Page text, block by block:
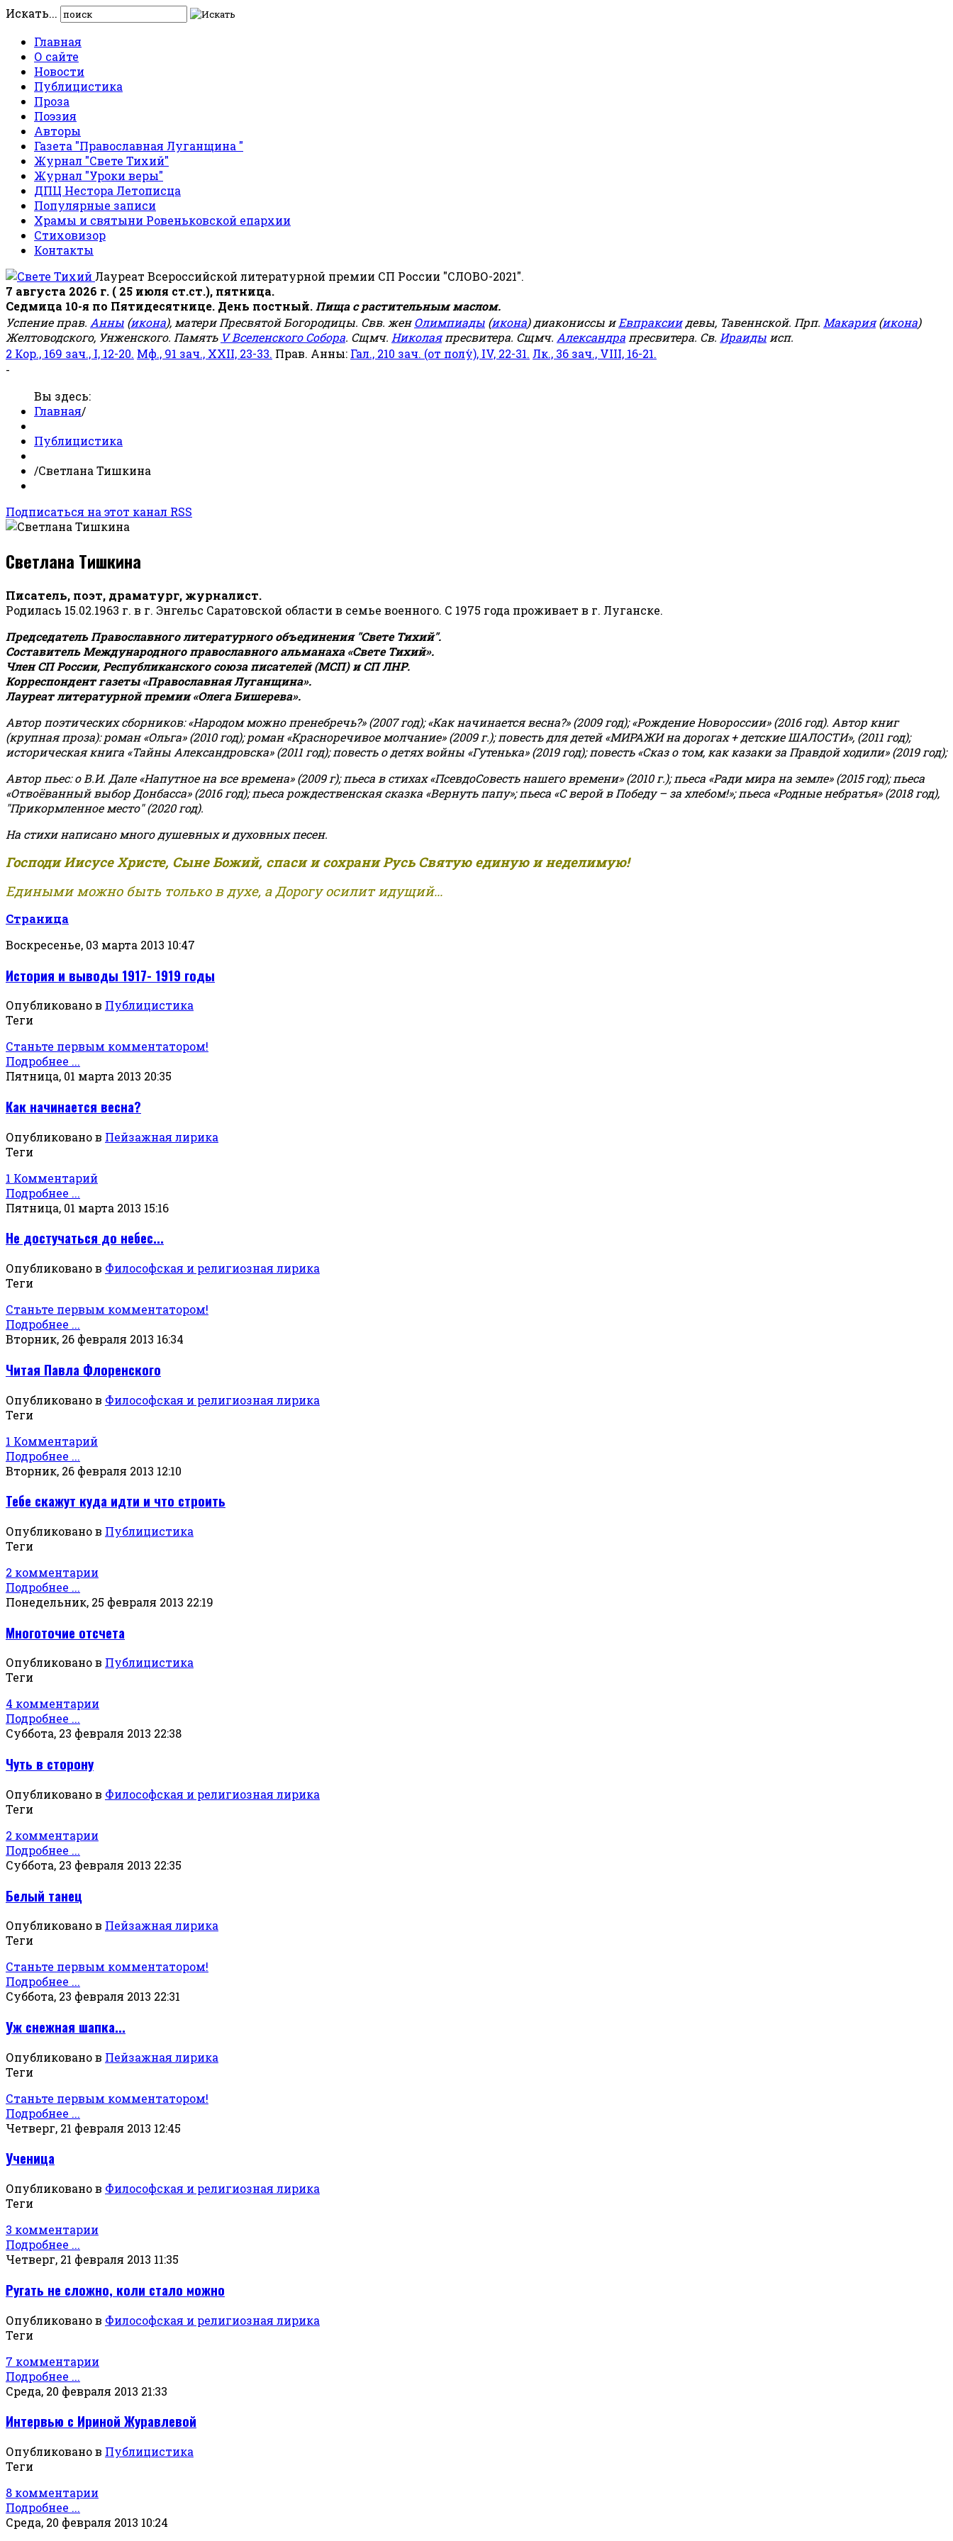
Искать...
Главная
О сайте
Новости
Публицистика
Проза
Поэзия
Авторы
Газета "Православная Луганщина "
Журнал "Свете Тихий"
Журнал "Уроки веры"
ДПЦ Нестора Летописца
Популярные записи
Храмы и святыни Ровеньковской епархии
Стиховизор
Контакты
Лауреат Всероссийской литературной премии СП России "СЛОВО-2021".
7 августа 2026 г. ( 25 июля ст.ст.), пятница.
Седмица 10-я по Пятидесятнице. День постный. Пища с растительным маслом.
Успение прав. Анны (икона), матери Пресвятой Богородицы. Свв. женОлимпиады (икона) диакониссы иЕвпраксиидевы, Тавеннской. Прп. Макария(икона)
Желтоводского, Унженского. Память V Вселенского Собора. Сщмч. Николаяпресвитера. Сщмч. Александра пресвитера. Св. Ираиды исп.
2 Кор., 169 зач., I, 12-20. Мф., 91 зач., XXII, 23-33. Прав. Анны: Гал., 210 зач. (от полу́), IV, 22-31. Лк., 36 зач., VIII, 16-21.
-
Вы здесь:
Главная/
Публицистика
/Светлана Тишкина
Подписаться на этот канал RSS
Светлана Тишкина
Писатель, поэт, драматург, журналист.
Родилась 15.02.1963 г. в г. Энгельс Саратовской области в семье военного. С 1975 года проживает в г. Луганске.
Председатель Православного литературного объединения "Свете Тихий".
Составитель Международного православного альманаха «Свете Тихий».
Член СП России, Республиканского союза писателей (МСП) и СП ЛНР.
Корреспондент газеты «Православная Луганщина».
Лауреат литературной премии «Олега Бишерева».
Автор поэтических сборников: «Народом можно пренебречь?» (2007 год); «Как начинается весна?» (2009 год); «Рождение Новороссии» (2016 год). Автор книг
(крупная проза): роман «Ольга» (2010 год); роман «Красноречивое молчание» (2009 г.); повесть для детей «МИРАЖИ на дорогах + детские ШАЛОСТИ», (2011 год);
историческая книга «Тайны Александровска» (2011 год); повесть о детях войны «Гутенька» (2019 год); повесть «Сказ о том, как казаки за Правдой ходили» (2019 год);
Автор пьес: о В.И. Дале «Напутное на все времена» (2009 г); пьеса в стихах «ПсевдоСовесть нашего времени» (2010 г.); пьеса «Ради мира на земле» (2015 год); пьеса
«Отвоёванный выбор Донбасса» (2016 год); пьеса рождественская сказка «Вернуть папу»; пьеса «С верой в Победу – за хлебом!»;пьеса «Родные небратья» (2018 год),
"Прикормленное место" (2020 год).
На стихи написано много душевных и духовных песен.
Господи Иисусе Христе, Сыне Божий, спаси и сохрани Русь Святую единую и неделимую!
Едиными можно быть только в духе, а Дорогу осилит идущий...
Страница
Воскресенье, 03 марта 2013 10:47
История и выводы 1917- 1919 годы
Опубликовано в Публицистика
Теги
Станьте первым комментатором!
Подробнее ...
Пятница, 01 марта 2013 20:35
Как начинается весна?
Опубликовано в Пейзажная лирика
Теги
1 Комментарий
Подробнее ...
Пятница, 01 марта 2013 15:16
Не достучаться до небес...
Опубликовано в Философская и религиозная лирика
Теги
Станьте первым комментатором!
Подробнее ...
Вторник, 26 февраля 2013 16:34
Читая Павла Флоренского
Опубликовано в Философская и религиозная лирика
Теги
1 Комментарий
Подробнее ...
Вторник, 26 февраля 2013 12:10
Тебе скажут куда идти и что строить
Опубликовано в Публицистика
Теги
2 комментарии
Подробнее ...
Понедельник, 25 февраля 2013 22:19
Многоточие отсчета
Опубликовано в Публицистика
Теги
4 комментарии
Подробнее ...
Суббота, 23 февраля 2013 22:38
Чуть в сторону
Опубликовано в Философская и религиозная лирика
Теги
2 комментарии
Подробнее ...
Суббота, 23 февраля 2013 22:35
Белый танец
Опубликовано в Пейзажная лирика
Теги
Станьте первым комментатором!
Подробнее ...
Суббота, 23 февраля 2013 22:31
Уж снежная шапка...
Опубликовано в Пейзажная лирика
Теги
Станьте первым комментатором!
Подробнее ...
Четверг, 21 февраля 2013 12:45
Ученица
Опубликовано в Философская и религиозная лирика
Теги
3 комментарии
Подробнее ...
Четверг, 21 февраля 2013 11:35
Ругать не сложно, коли стало можно
Опубликовано в Философская и религиозная лирика
Теги
7 комментарии
Подробнее ...
Среда, 20 февраля 2013 21:33
Интервью с Ириной Журавлевой
Опубликовано в Публицистика
Теги
8 комментарии
Подробнее ...
Среда, 20 февраля 2013 10:24